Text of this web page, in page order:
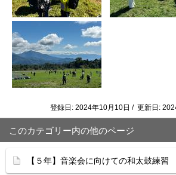
登録日: 2024年10月10日 / 更新日:
このカテゴリー内の他のページ
【５年】音楽会に向けての和太鼓練習